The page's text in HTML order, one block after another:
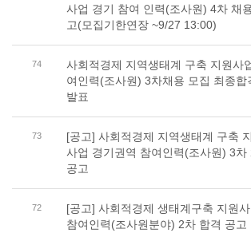
사업 경기 참여 인력(조사원) 4차 채
고(모집기한연장 ~9/27 13:00)
74
사회적경제 지역생태계 구축 지원사
여인력(조사원) 3차채용 모집 최종합
발표
73
[공고] 사회적경제 지역생태계 구축
사업 경기권역 참여인력(조사원) 3차
공고
72
[공고] 사회적경제 생태계구축 지원사
참여인력(조사원분야) 2차 합격 공고